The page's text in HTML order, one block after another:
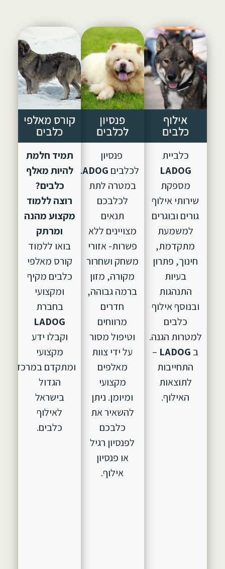
אילוף
כלבים
כלביית
LADOG
מספקת
שירותי אילוף
גורים ובוגרים
למשמעת
מתקדמת,
חינוך, פתרון
בעיות
התנהגות
ובנוסף אילוף
כלבים
למטרות הגנה.
ב LADOG
–
התחייבות
לתוצאות
האילוף.
פנסיון
לכלבים
פנסיון
לכלבים LADOG, הוקם
במטרה לתת
לכלבכם
תנאים
מצויינים ללא
פשרות- אזורי
משחק ושחרור
מקורה, מזון
ברמה גבוהה,
חדרים
מרווחים
וטיפול מסור
על ידי צוות
מאלפים
מקצועי
ומיומן. ניתן
להשאיר את
כלבכם
לפנסיון רגיל
או פנסיון
אילוף.
קורס מאלפי
כלבים
תמיד חלמת
להיות מאלף
כלבים?
רוצה ללמוד
מקצוע מהנה
ומרתק
בואו ללמוד
קורס מאלפי
כלבים מקיף
ומקצועי
בחברת
LADOG
וקבלו ידע
מקצועי
ומתקדם במרכז
הגדול
בישראל
לאילוף
כלבים.